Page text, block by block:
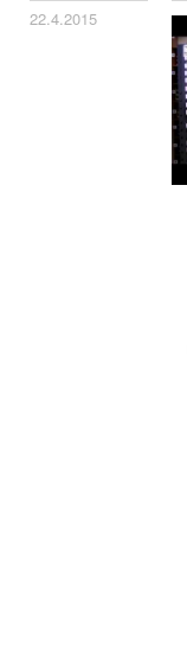
22.4.2015